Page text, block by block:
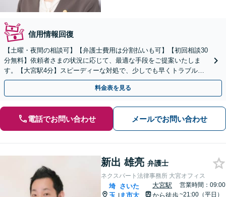
信用情報回復
【土曜・夜間の相談可】【弁護士費用は分割払いも可】【初回相談30
分無料】依頼者さまの状況に応じて、最適な手段をご提案いたしま
す。【大宮駅4分】スピーディーな対処で、少しでも早くトラブルを
解決します！
料金表を見る
電話でお問い合わせ メールでお問い合わせ
新出 雄亮 弁護士
ネクスパート法律事務所 大宮オフィス
埼
玉 |
さいた
ま市大
大宮駅
から徒歩
営業時間：09:00
~21:00（平日）